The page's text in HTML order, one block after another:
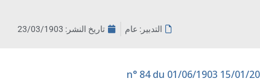
التدبير: عام تاريخ النشر: 23/03/1903